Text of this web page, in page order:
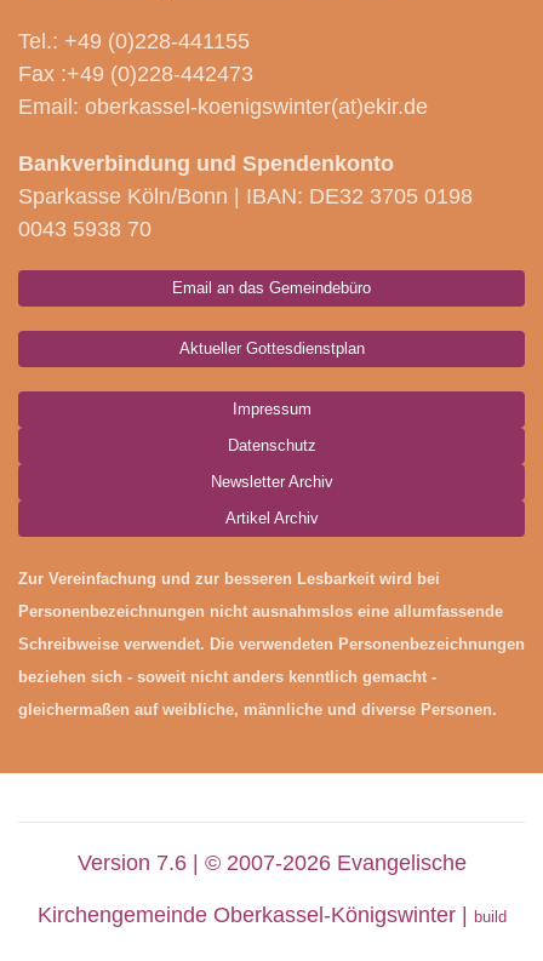
Tel.: +49 (0)228-441155
Fax :+49 (0)228-442473
Email: oberkassel-koenigswinter(at)ekir.de
Bankverbindung und Spendenkonto
Sparkasse Köln/Bonn | IBAN: DE32 3705 0198
0043 5938 70
Email an das Gemeindebüro
Aktueller Gottesdienstplan
Impressum
Datenschutz
Newsletter Archiv
Artikel Archiv
Zur Vereinfachung und zur besseren Lesbarkeit wird bei
Personenbezeichnungen nicht ausnahmslos eine allumfassende
Schreibweise verwendet. Die verwendeten Personenbezeichnungen
beziehen sich - soweit nicht anders kenntlich gemacht -
gleichermaßen auf weibliche, männliche und diverse Personen.
Version 7.6 | © 2007-2026 Evangelische
Kirchengemeinde Oberkassel-Königswinter | build